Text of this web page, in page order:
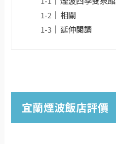
相關
延伸閱讀
宜蘭煙波飯店評價